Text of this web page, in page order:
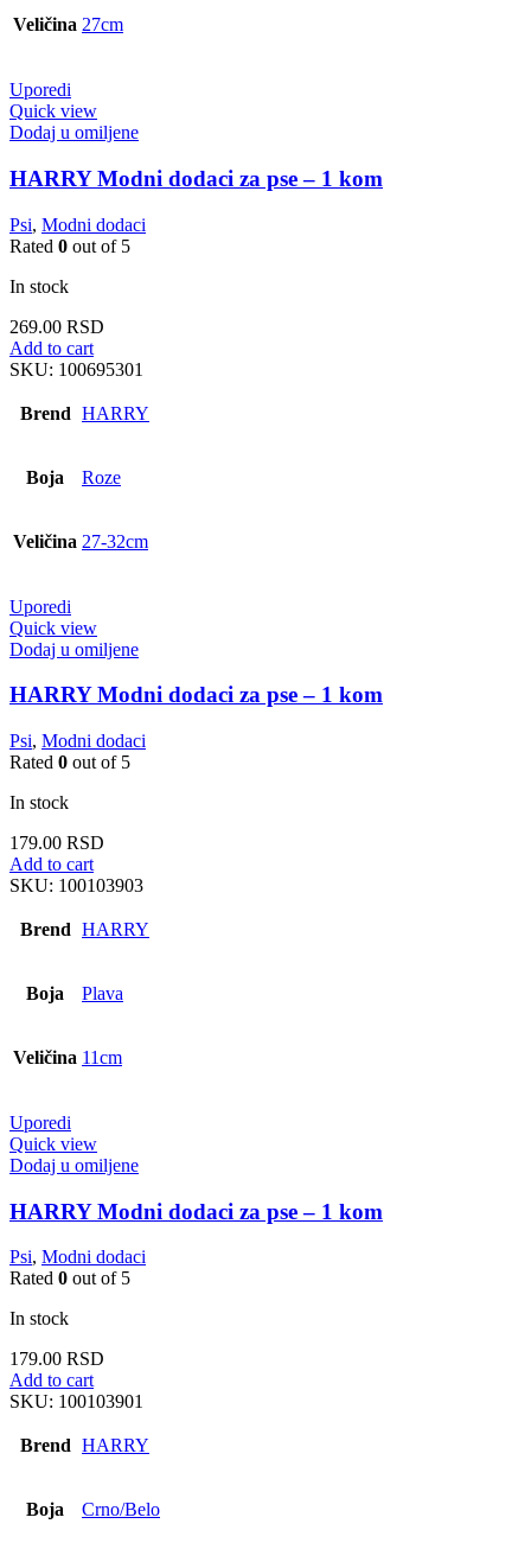
Veličina 27cm
Uporedi
Quick view
Dodaj u omiljene
HARRY Modni dodaci za pse – 1 kom
Psi, Modni dodaci
Rated 0 out of 5
In stock
269.00 RSD
Add to cart
SKU: 100695301
Brend HARRY
Boja Roze
Veličina 27-32cm
Uporedi
Quick view
Dodaj u omiljene
HARRY Modni dodaci za pse – 1 kom
Psi, Modni dodaci
Rated 0 out of 5
In stock
179.00 RSD
Add to cart
SKU: 100103903
Brend HARRY
Boja Plava
Veličina 11cm
Uporedi
Quick view
Dodaj u omiljene
HARRY Modni dodaci za pse – 1 kom
Psi, Modni dodaci
Rated 0 out of 5
In stock
179.00 RSD
Add to cart
SKU: 100103901
Brend HARRY
Boja Crno/Belo